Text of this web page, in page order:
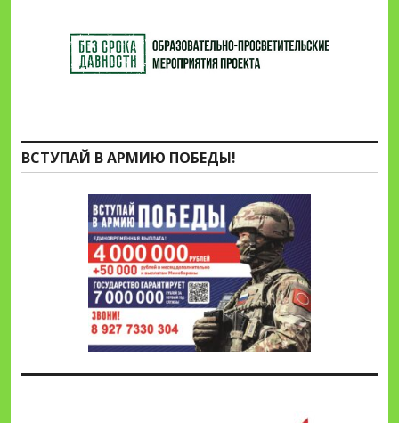
ВСТУПАЙ В АРМИЮ ПОБЕДЫ!